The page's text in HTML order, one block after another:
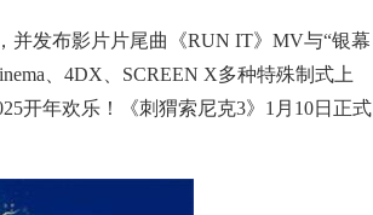
并发布影片片尾曲《RUN IT》MV与“银幕
、4DX、SCREEN X多种特殊制式上
开年欢乐！《刺猬索尼克3》1月10日正式